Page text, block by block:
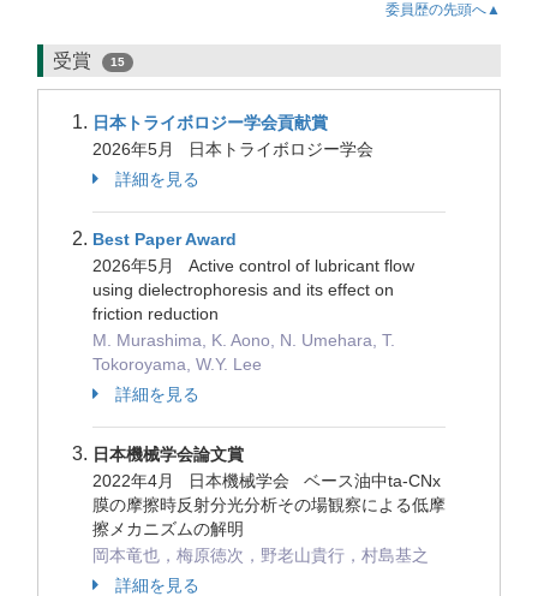
委員歴の先頭へ▲
受賞 15
日本トライボロジー学会貢献賞
2026年5月 日本トライボロジー学会
詳細を見る
Best Paper Award
2026年5月 Active control of lubricant flow
using dielectrophoresis and its effect on
friction reduction
M. Murashima, K. Aono, N. Umehara, T.
Tokoroyama, W.Y. Lee
詳細を見る
日本機械学会論文賞
2022年4月 日本機械学会 ベース油中ta-CNx
膜の摩擦時反射分光分析その場観察による低摩
擦メカニズムの解明
岡本竜也，梅原徳次，野老山貴行，村島基之
詳細を見る